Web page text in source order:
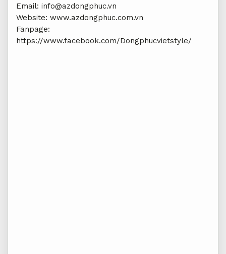
Email: info@azdongphuc.vn
Website: www.azdongphuc.com.vn
Fanpage:
https://www.facebook.com/Dongphucvietstyle/